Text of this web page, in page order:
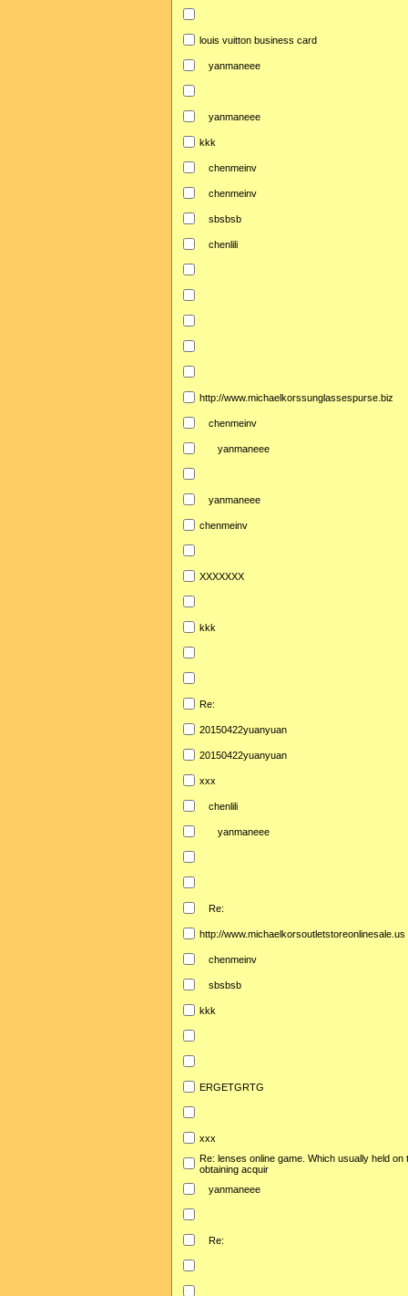
louis vuitton business card
yanmaneee
yanmaneee
kkk
chenmeinv
chenmeinv
sbsbsb
chenlili
http://www.michaelkorssunglassespurse.biz
chenmeinv
yanmaneee
yanmaneee
chenmeinv
XXXXXXX
kkk
Re:
20150422yuanyuan
20150422yuanyuan
xxx
chenlili
yanmaneee
Re:
http://www.michaelkorsoutletstoreonlinesale.us
chenmeinv
sbsbsb
kkk
ERGETGRTG
xxx
Re: lenses online game. Which usually held on
obtaining acquir
yanmaneee
Re: